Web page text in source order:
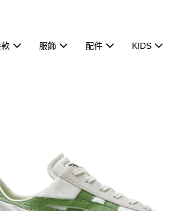
服飾 配件 KIDS